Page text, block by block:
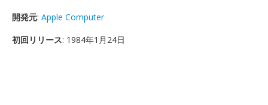
開発元: Apple Computer
初回リリース: 1984年1月24日